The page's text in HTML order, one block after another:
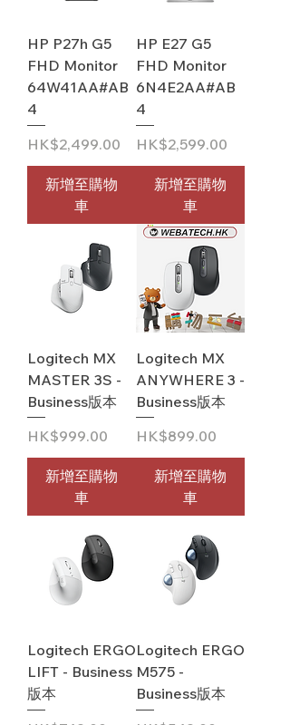
HP P27h G5
FHD Monitor
64W41AA#AB
4
價格
HK$2,499.00
新增至購物
車
HP E27 G5
FHD Monitor
6N4E2AA#AB
4
價格
HK$2,599.00
新增至購物
車
Logitech MX
MASTER 3S -
Business版本
價格
HK$999.00
新增至購物
車
Logitech MX
ANYWHERE 3 -
Business版本
價格
HK$899.00
新增至購物
車
Logitech ERGO
LIFT - Business
版本
Logitech ERGO
M575 -
Business版本